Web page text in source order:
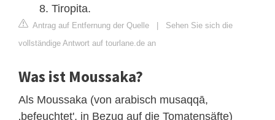
Tiropita.
Antrag auf Entfernung der Quelle | Sehen Sie sich die
vollständige Antwort auf tourlane.de an
Was ist Moussaka?
Als Moussaka (von arabisch musaqqā,
‚befeuchtet', in Bezug auf die Tomatensäfte)